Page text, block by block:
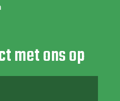
met ons op